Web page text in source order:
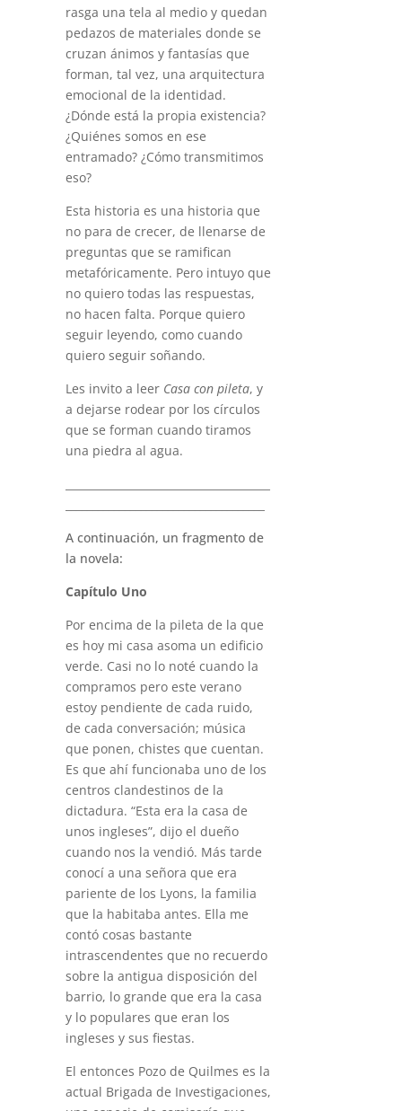
rasga una tela al medio y quedan
pedazos de materiales donde se
cruzan ánimos y fantasías que
forman, tal vez, una arquitectura
emocional de la identidad.
¿Dónde está la propia existencia?
¿Quiénes somos en ese
entramado? ¿Cómo transmitimos
eso?
Esta historia es una historia que
no para de crecer, de llenarse de
preguntas que se ramifican
metafóricamente. Pero intuyo que
no quiero todas las respuestas,
no hacen falta. Porque quiero
seguir leyendo, como cuando
quiero seguir soñando.
Les invito a leer Casa con pileta, y
a dejarse rodear por los círculos
que se forman cuando tiramos
una piedra al agua.
A continuación, un fragmento de
la novela:
Capítulo Uno
Por encima de la pileta de la que
es hoy mi casa asoma un edificio
verde. Casi no lo noté cuando la
compramos pero este verano
estoy pendiente de cada ruido,
de cada conversación; música
que ponen, chistes que cuentan.
Es que ahí funcionaba uno de los
centros clandestinos de la
dictadura. “Esta era la casa de
unos ingleses”, dijo el dueño
cuando nos la vendió. Más tarde
conocí a una señora que era
pariente de los Lyons, la familia
que la habitaba antes. Ella me
contó cosas bastante
intrascendentes que no recuerdo
sobre la antigua disposición del
barrio, lo grande que era la casa
y lo populares que eran los
ingleses y sus fiestas.
El entonces Pozo de Quilmes es la
actual Brigada de Investigaciones,